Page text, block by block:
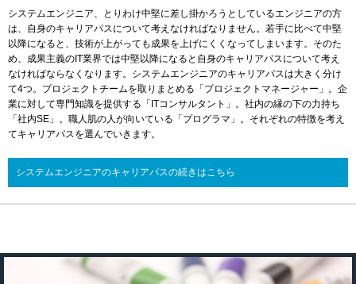
システムエンジニア、とりわけ中堅に差し掛かろうとしているエンジニアの方
は、自身のキャリアパスについて考えなければなりません。若手に比べて中堅
以降になると、技術が上がっても成果を上げにくくなってしまいます。そのた
め、成果主義のIT業界では中堅以降になると自身のキャリアパスについて考え
なければならなくなります。システムエンジニアのキャリアパスは大きく分け
て4つ。プロジェクトチームを取りまとめる「プロジェクトマネージャー」。企
業に対して専門知識を提供する「ITコンサルタント」。社内の縁の下の力持ち
「社内SE」。職人肌の人が向いている「プログラマ」。それぞれの特徴を考え
てキャリアパスを選んでいきます。
システムエンジニアのキャリアパスの続きはこちら